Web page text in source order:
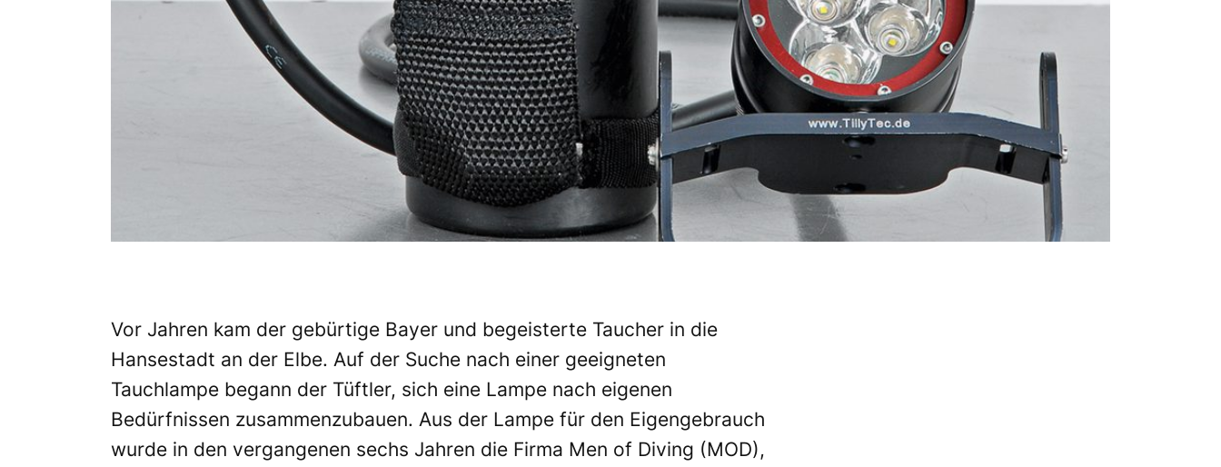
Vor Jahren kam der gebürtige Bayer und begeisterte Taucher in die
Hansestadt an der Elbe. Auf der Suche nach einer geeigneten
Tauchlampe begann der Tüftler, sich eine Lampe nach eigenen
Bedürfnissen zusammenzubauen. Aus der Lampe für den Eigengebrauch
wurde in den vergangenen sechs Jahren die Firma Men of Diving (MOD),